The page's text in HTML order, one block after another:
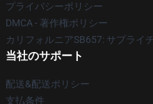
プライバシーポリシー
DMCA - 著作権ポリシー
カリフォルニアSB657: サプライ
当社のサポート
配送&配送ポリシー
支払条件